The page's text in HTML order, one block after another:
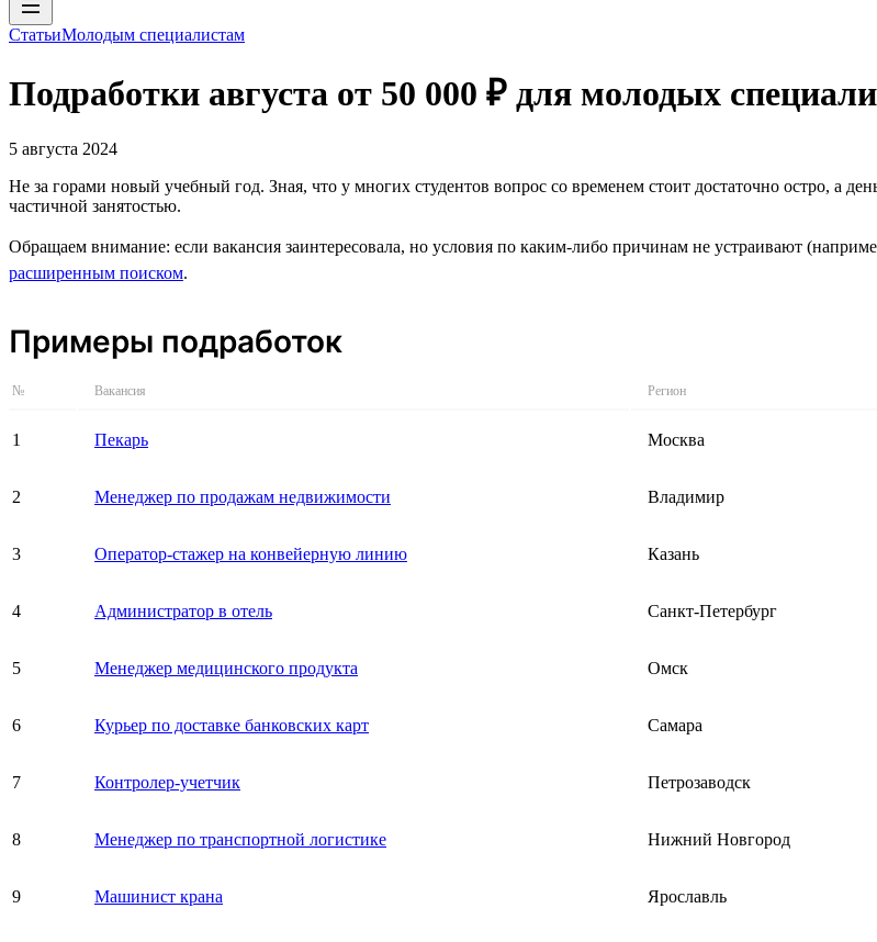
СтатьиМолодым специалистам
Подработки августа от 50 000 ₽ для молодых
5 августа 2024
Не за горами новый учебный год. Зная, что у многих студентов вопрос со временем стоит достаточно остро, а
частичной занятостью.
Обращаем внимание: если вакансия заинтересовала, но условия по каким-либо причинам не устраивают
расширенным поиском.
Примеры подработок
№ Вакансия Регион
1 Пекарь Москва
2 Менеджер по продажам недвижимости Владимир
3 Оператор-стажер на конвейерную линию Казань
4 Администратор в отель Санкт-Петербург
5 Менеджер медицинского продукта Омск
6 Курьер по доставке банковских карт Самара
7 Контролер-учетчик Петрозаводск
8 Менеджер по транспортной логистике Нижний Новгород
9 Машинист крана Ярославль